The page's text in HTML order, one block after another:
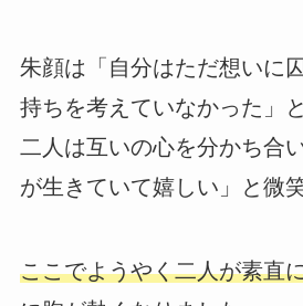
朱顔は「自分はただ想いに
持ちを考えていなかった」と
二人は互いの心を分かち合
が生きていて嬉しい」と微
ここでようやく二人が素直